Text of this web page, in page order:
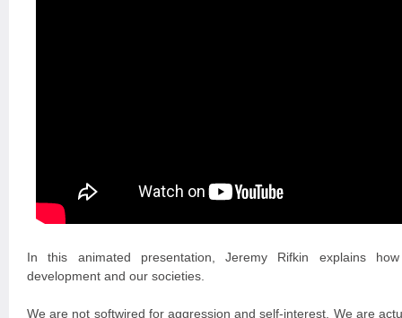
In this animated presentation, Jeremy Rifkin explains
development and our societies.
We are not softwired for aggression and self-interest. We are